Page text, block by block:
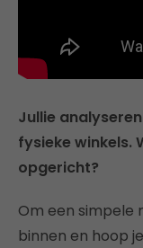
Jullie
fysieke winkels.
opgericht?
Om een simpele
binnen en hoop